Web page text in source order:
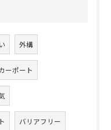
外構
ーポート
バリアフリー